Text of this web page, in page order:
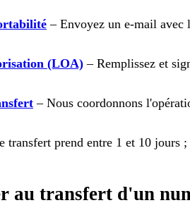
– Envoyez un e-mail avec
(LOA) – Remplissez et
– Nous coordonnons
transfert prend entre 1 et 10 jours
au transfert d'un